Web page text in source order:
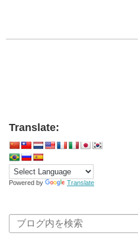
Translate:
Powered by Translate